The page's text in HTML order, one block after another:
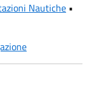
Nautiche •